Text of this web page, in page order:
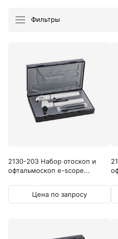
Фильтры
2130-203 Набор отоскоп и
офтальмоскоп e-scope...
Цена по запросу
политикой